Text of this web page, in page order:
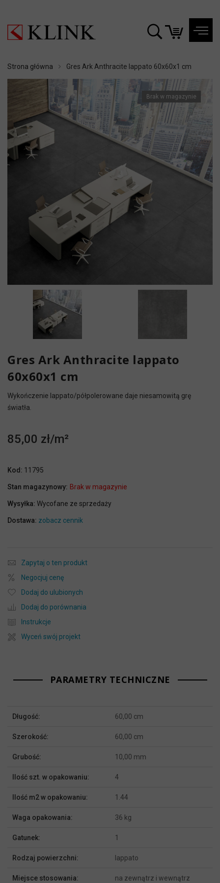
Strona główna Gres Ark Anthracite lappato 60x60x1 cm
Brak w magazynie
Gres Ark Anthracite lappato
60x60x1 cm
Wykończenie lappato/półpolerowane daje niesamowitą grę
światła.
85,00 zł
Kod: 11795
Stan magazynowy: Brak w magazynie
Wysyłka: Wycofane ze sprzedaży
Dostawa: zobacz cennik
Zapytaj o ten produkt
Negocjuj cenę
Dodaj do ulubionych
Dodaj do porównania
Instrukcje
Wyceń swój projekt
PARAMETRY TECHNICZNE
Długość: 60,00 cm
Szerokość: 60,00 cm
Grubość: 10,00 mm
Ilość szt. w opakowaniu: 4
Ilość m2 w opakowaniu: 1.44
Waga opakowania: 36 kg
Gatunek: 1
Rodzaj powierzchni: lappato
Miejsce stosowania: na zewnątrz i wewnątrz